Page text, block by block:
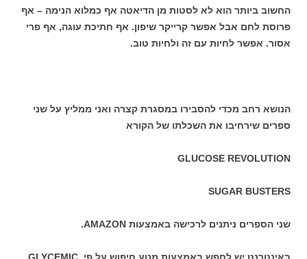
החשוב ביותר הוא לא לסטות מן הדיאטה אף כמלוא הנימה – אף
פרוסת לחם אבל אפשר קרייקר שיפון. אף חתיכת עוגה, אף פרי
אסור. אפשר לחיות עם זה ולחיות טוב.
הנושא רחב מכדי להסבירו במסגרת קצרה ואני ממליץ על שני
ספרים שירחיבו את השכלתו של הקורא
GLUCOSE REVOLUTION
SUGAR BUSTERS
שני הספרים ניתנים לרכישה באמצעות AMAZON.
באינטרנט יש לחפש באמצעות מנוע חיפוש על פי GLYCEMIC